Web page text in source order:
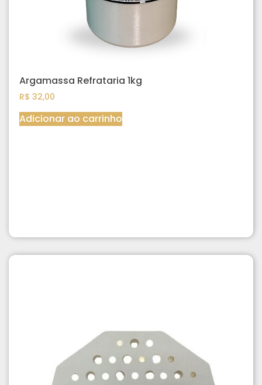
Argamassa Refrataria 1kg
R$ 32,00
Adicionar ao carrinho